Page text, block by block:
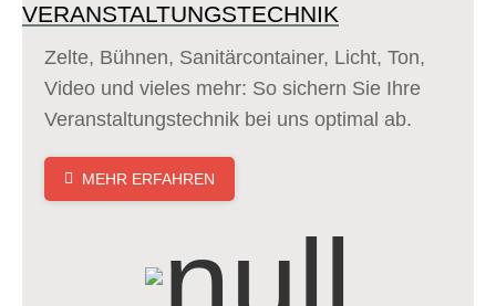
VERANSTALTUNGSTECHNIK
Zelte, Bühnen, Sanitärcontainer, Licht, Ton,
Video und vieles mehr: So sichern Sie Ihre
Veranstaltungstechnik bei uns optimal ab.
MEHR ERFAHREN